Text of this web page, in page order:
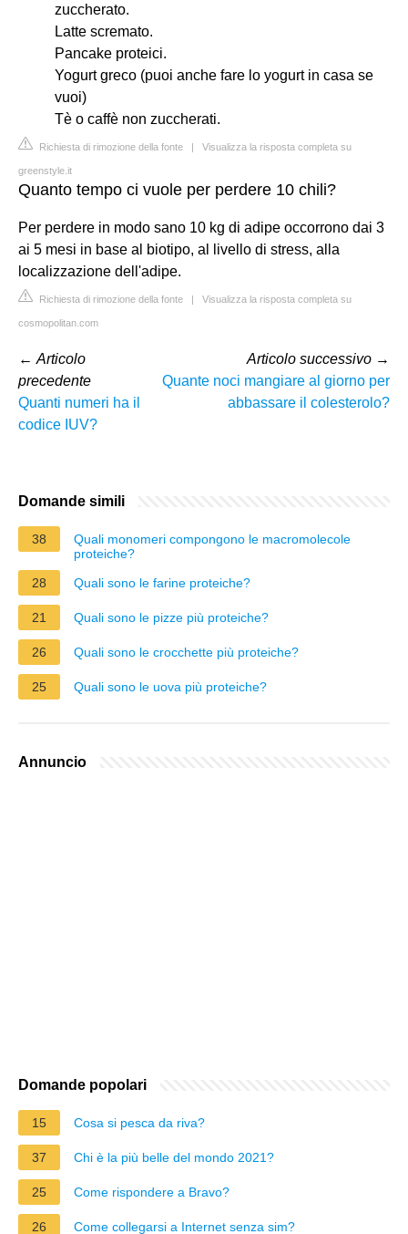
zuccherato.
Latte scremato.
Pancake proteici.
Yogurt greco (puoi anche fare lo yogurt in casa se
vuoi)
Tè o caffè non zuccherati.
Richiesta di rimozione della fonte | Visualizza la risposta completa su
greenstyle.it
Quanto tempo ci vuole per perdere 10 chili?
Per perdere in modo sano 10 kg di adipe occorrono dai 3
ai 5 mesi in base al biotipo, al livello di stress, alla
localizzazione dell'adipe.
Richiesta di rimozione della fonte | Visualizza la risposta completa su
cosmopolitan.com
← Articolo
precedente
Quanti numeri ha il
codice IUV?
Articolo successivo →
Quante noci mangiare al giorno per
abbassare il colesterolo?
Domande simili
38
Quali monomeri compongono le macromolecole
proteiche?
28
Quali sono le farine proteiche?
21 Quali sono le pizze più proteiche?
26 Quali sono le crocchette più proteiche?
25 Quali sono le uova più proteiche?
Annuncio
Domande popolari
15 Cosa si pesca da riva?
37 Chi è la più belle del mondo 2021?
25 Come rispondere a Bravo?
26 Come collegarsi a Internet senza sim?